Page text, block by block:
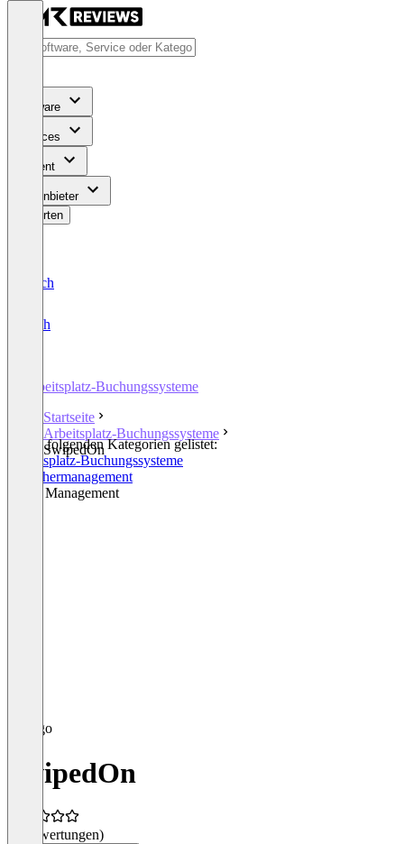
Software
Services
Content
Für Anbieter
Bewerten
Deutsch
English
Arbeitsplatz-Buchungssysteme
Startseite
Arbeitsplatz-Buchungssysteme
SwipedOn
In den folgenden Kategorien gelistet:
Arbeitsplatz-Buchungssysteme
Besuchermanagement
Space Management
SwipedOn
(0 Bewertungen)